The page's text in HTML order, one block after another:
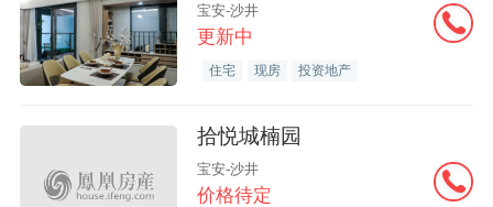
宝安-沙井
更新中
住宅 现房 投资地产
拾悦城楠园
宝安-沙井
价格待定